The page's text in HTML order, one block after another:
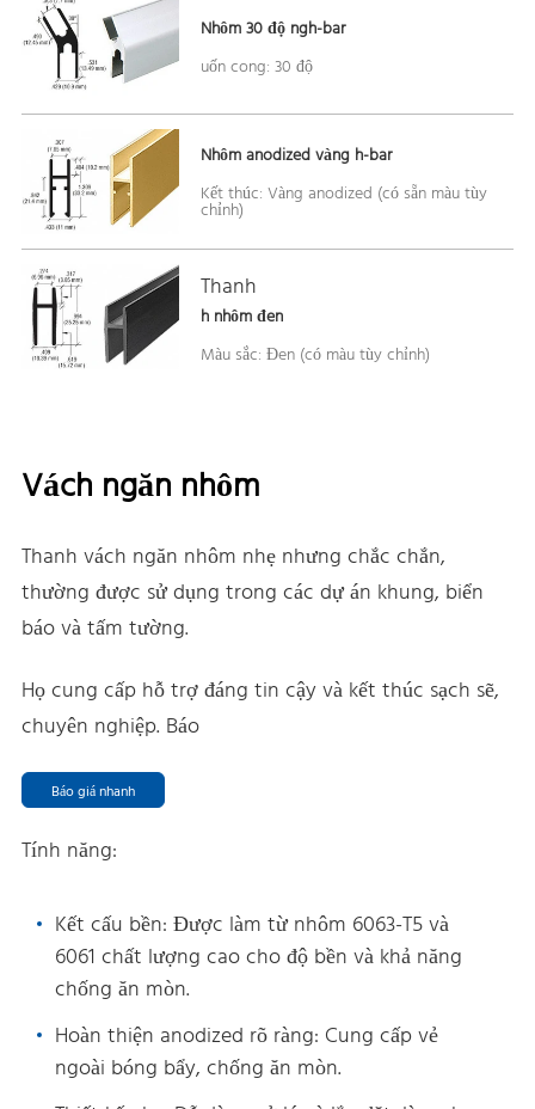
Nhôm 30 độ ngh-bar
uốn cong: 30 độ
Nhôm anodized vàng h-bar
Kết thúc: Vàng anodized (có sẵn màu tùy
chỉnh)
Thanh
h nhôm đen
Màu sắc: Đen (có màu tùy chỉnh)
Vách ngăn nhôm
Thanh vách ngăn nhôm nhẹ nhưng chắc chắn,
thường được sử dụng trong các dự án khung, biển
báo và tấm tường.
Họ cung cấp hỗ trợ đáng tin cậy và kết thúc sạch sẽ,
chuyên nghiệp. Báo
Báo giá nhanh
Tính năng:
Kết cấu bền: Được làm từ nhôm 6063-T5 và
6061 chất lượng cao cho độ bền và khả năng
chống ăn mòn.
Hoàn thiện anodized rõ ràng: Cung cấp vẻ
ngoài bóng bẩy, chống ăn mòn.